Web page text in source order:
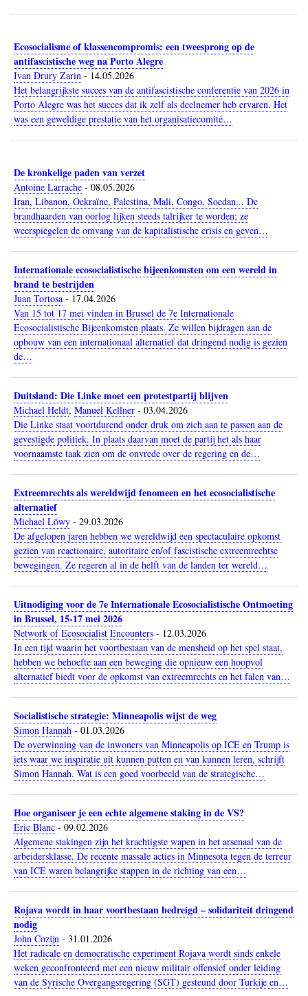
Ecosocialisme of klassencompromis: een tweesprong op de
antifascistische weg na Porto Alegre
Ivan Drury Zarin - 14.05.2026
Het belangrijkste succes van de antifascistische conferentie van 2026 in
Porto Alegre was het succes dat ik zelf als deelnemer heb ervaren. Het
was een geweldige prestatie van het organisatiecomité…
De kronkelige paden van verzet
Antoine Larrache - 08.05.2026
Iran, Libanon, Oekraïne, Palestina, Mali, Congo, Soedan... De
brandhaarden van oorlog lijken steeds talrijker te worden; ze
weerspiegelen de omvang van de kapitalistische crisis en geven…
Internationale ecosocialistische bijeenkomsten om een wereld in
brand te bestrijden
Juan Tortosa - 17.04.2026
Van 15 tot 17 mei vinden in Brussel de 7e Internationale
Ecosocialistische Bijeenkomsten plaats. Ze willen bijdragen aan de
opbouw van een internationaal alternatief dat dringend nodig is gezien
de…
Duitsland: Die Linke moet een protestpartij blijven
Michael Heldt, Manuel Kellner - 03.04.2026
Die Linke staat voortdurend onder druk om zich aan te passen aan de
gevestigde politiek. In plaats daarvan moet de partij het als haar
voornaamste taak zien om de onvrede over de regering en de…
Extreemrechts als wereldwijd fenomeen en het ecosocialistische
alternatief
Michael Löwy - 29.03.2026
De afgelopen jaren hebben we wereldwijd een spectaculaire opkomst
gezien van reactionaire, autoritaire en/of fascistische extreemrechtse
bewegingen. Ze regeren al in de helft van de landen ter wereld…
Uitnodiging voor de 7e Internationale Ecosocialistische Ontmoeting
in Brussel, 15-17 mei 2026
Network of Ecosocialist Encounters - 12.03.2026
In een tijd waarin het voortbestaan van de mensheid op het spel staat,
hebben we behoefte aan een beweging die opnieuw een hoopvol
alternatief biedt voor de opkomst van extreemrechts en het falen van…
Socialistische strategie: Minneapolis wijst de weg
Simon Hannah - 01.03.2026
De overwinning van de inwoners van Minneapolis op ICE en Trump is
iets waar we inspiratie uit kunnen putten en van kunnen leren, schrijft
Simon Hannah. Wat is een goed voorbeeld van de strategische…
Hoe organiseer je een echte algemene staking in de VS?
Eric Blanc - 09.02.2026
Algemene stakingen zijn het krachtigste wapen in het arsenaal van de
arbeidersklasse. De recente massale acties in Minnesota tegen de terreur
van ICE waren belangrijke stappen in de richting van een…
Rojava wordt in haar voortbestaan bedreigd – solidariteit dringend
nodig
John Cozijn - 31.01.2026
Het radicale en democratische experiment Rojava wordt sinds enkele
weken geconfronteerd met een nieuw militair offensief onder leiding
van de Syrische Overgangsregering (SGT) gesteund door Turkije en…